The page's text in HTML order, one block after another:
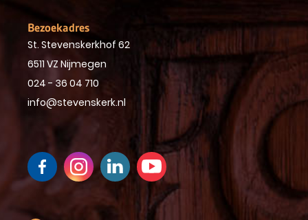
Bezoekadres
St. Stevenskerkhof 62
6511 VZ Nijmegen
024 - 36 04 710
info@stevenskerk.nl